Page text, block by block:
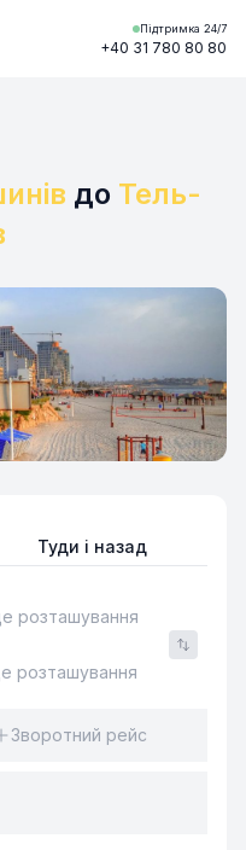
Підтримка 24/7
+40 31 780 80 80
до Тель-
Туди і назад
Зворотний рейс